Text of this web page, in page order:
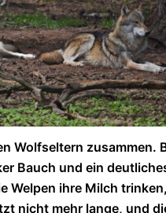
Wolfseltern zusammen.
Bauch und ein
Welpen ihre Milch
nicht mehr lange, und